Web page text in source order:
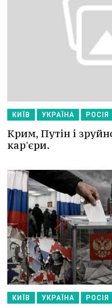
КИЇВ УКРАЇНА РОСІЯ
Крим, Путін і
кар'єри.
КИЇВ УКРАЇНА РОСІЯ